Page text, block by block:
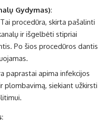
Gydymas):
procedūra, skirta pašalinti
ir išgelbėti stipriai
Po šios procedūros dantis
paprastai apima infekcijos
plombavimą, siekiant užkirsti
: